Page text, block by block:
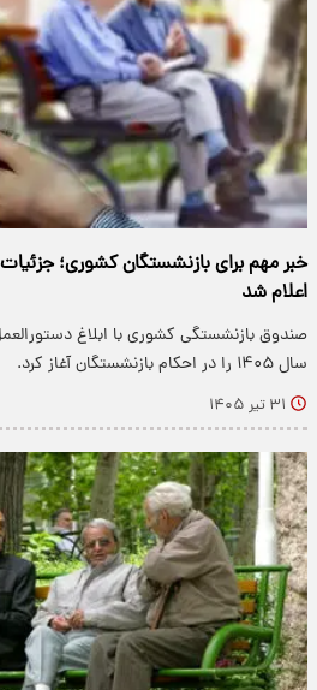
اعلام شد
صندوق بازنشستگی کشوری با ابلاغ
سال ۱۴۰۵ را در احکام بازنشستگان آغاز کرد.
۳۱ تیر ۱۴۰۵